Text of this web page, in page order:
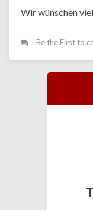
Wir wünschen
Be the First to